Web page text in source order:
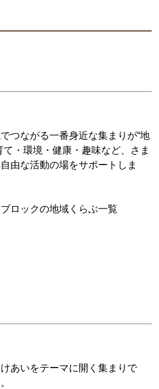
つながる一番身近な集まりが“地
・環境・健康・趣味など、さま
由な活動の場をサポートしま
ロックの地域くらぶ一覧
あいをテーマに開く集まりで